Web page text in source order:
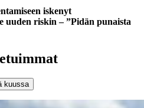
iskenyt
uuden riskin – ”Pidän punaista
kuussa